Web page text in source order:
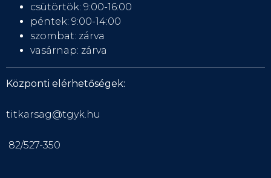
csütörtök: 9:00-16:00
péntek: 9:00-14:00
szombat: zárva
vasárnap: zárva
Központi elérhetőségek:
titkarsag@tgyk.hu
82/527-350